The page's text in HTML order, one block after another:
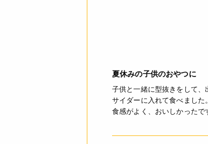
夏休みの子供のおやつに
子供と一緒に型抜きをして、
サイダーに入れて食べました。
食感がよく、おいしかったで